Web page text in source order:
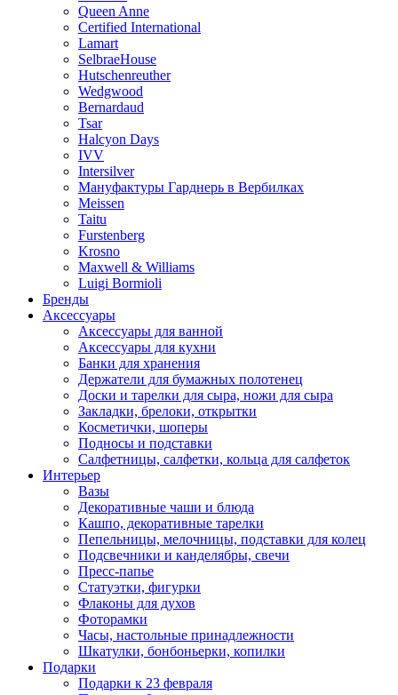
Queen Anne
Certified International
Lamart
SelbraeHouse
Hutschenreuther
Wedgwood
Bernardaud
Tsar
Halcyon Days
IVV
Intersilver
Мануфактуры Гарднерь в Вербилках
Meissen
Taitu
Furstenberg
Krosno
Maxwell & Williams
Luigi Bormioli
Бренды
Аксессуары
Аксессуары для ванной
Аксессуары для кухни
Банки для хранения
Держатели для бумажных полотенец
Доски и тарелки для сыра, ножи для сыра
Закладки, брелоки, открытки
Косметички, шоперы
Подносы и подставки
Салфетницы, салфетки, кольца для салфеток
Интерьер
Вазы
Декоративные чаши и блюда
Кашпо, декоративные тарелки
Пепельницы, мелочницы, подставки для колец
Подсвечники и канделябры, свечи
Пресс-папье
Статуэтки, фигурки
Флаконы для духов
Фоторамки
Часы, настольные принадлежности
Шкатулки, бонбоньерки, копилки
Подарки
Подарки к 23 февраля